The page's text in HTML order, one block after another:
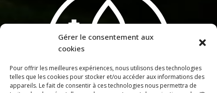
Gérer le consentement aux
cookies
Pour offrir les meilleures expériences, nous utilisons des technologies
telles que les cookies pour stocker et/ou accéder aux informations des
appareils. Le fait de consentir à ces technologies nous permettra de